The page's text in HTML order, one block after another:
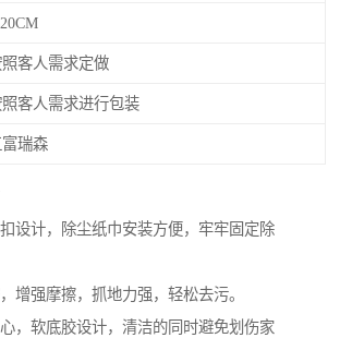
照客人需求定做
照客人需求进行包装
瑞森
设计，除尘纸巾安装方便，牢牢固定除
增强摩擦，抓地力强，轻松去污。
，软底胶设计，清洁的同时避免划伤家